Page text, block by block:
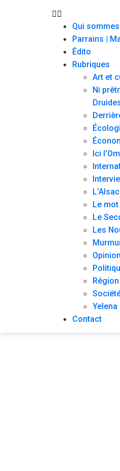
Qui
Parrains |
Édito
Rubriques
Art et
Ni
Ici
Le
Le
Les
Région
Yelena
Contact